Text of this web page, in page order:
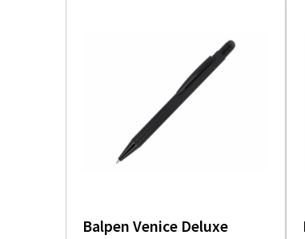
Balpen Venice Deluxe